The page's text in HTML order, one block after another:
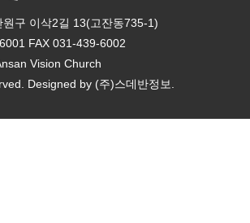
원구 이삭2길 13(고잔동735-1)
FAX 031-439-6002
Vision Church
Designed by (주)스데반정보.